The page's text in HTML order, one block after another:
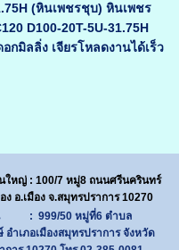
(หินเพชรชุบ) หินเพชร
D100-20T-5U-31.75H
มิลลิ่ง เจียรโหลดงานได้เร็ว
ใหญ่ : 100/7 หมู่8 ถนนศรีนครินทร์
ง อ.เมือง จ.สมุทรปราการ 10270
: 999/50 หมู่ที่6 ตำบล
อำเภอเมืองสมุทรปราการ จังหวัด